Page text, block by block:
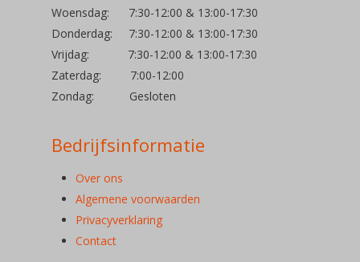
Woensdag: 7:30-12:00 & 13:00-17:30
Donderdag: 7:30-12:00 & 13:00-17:30
Vrijdag: 7:30-12:00 & 13:00-17:30
Zaterdag: 7:00-12:00
Zondag: Gesloten
Bedrijfsinformatie
Over ons
Algemene voorwaarden
Privacyverklaring
Contact